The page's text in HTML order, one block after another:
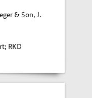
& Son, J.
RKD